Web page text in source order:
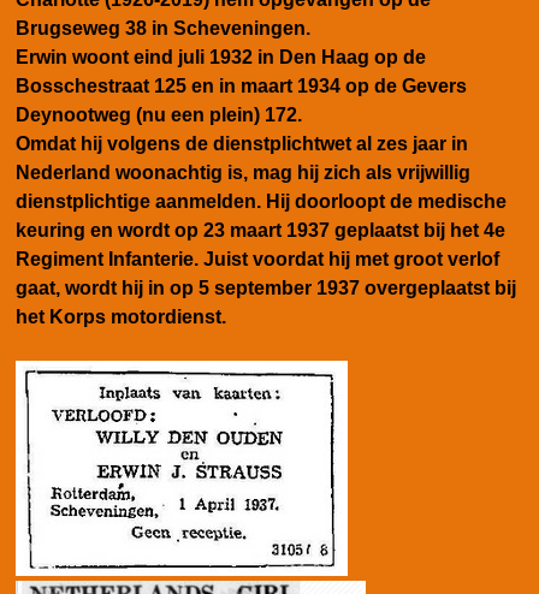
Brugseweg 38 in Scheveningen.
Erwin woont eind juli 1932 in Den Haag op de
Bosschestraat 125 en in maart 1934 op de Gevers
Deynootweg (nu een plein) 172.
Omdat hij volgens de dienstplichtwet al zes jaar in
Nederland woonachtig is, mag hij zich als vrijwillig
dienstplichtige aanmelden. Hij doorloopt de medische
keuring en wordt op 23 maart 1937 geplaatst bij het 4e
Regiment Infanterie. Juist voordat hij met groot verlof
gaat, wordt hij in op 5 september 1937 overgeplaatst bij
het Korps motordienst.